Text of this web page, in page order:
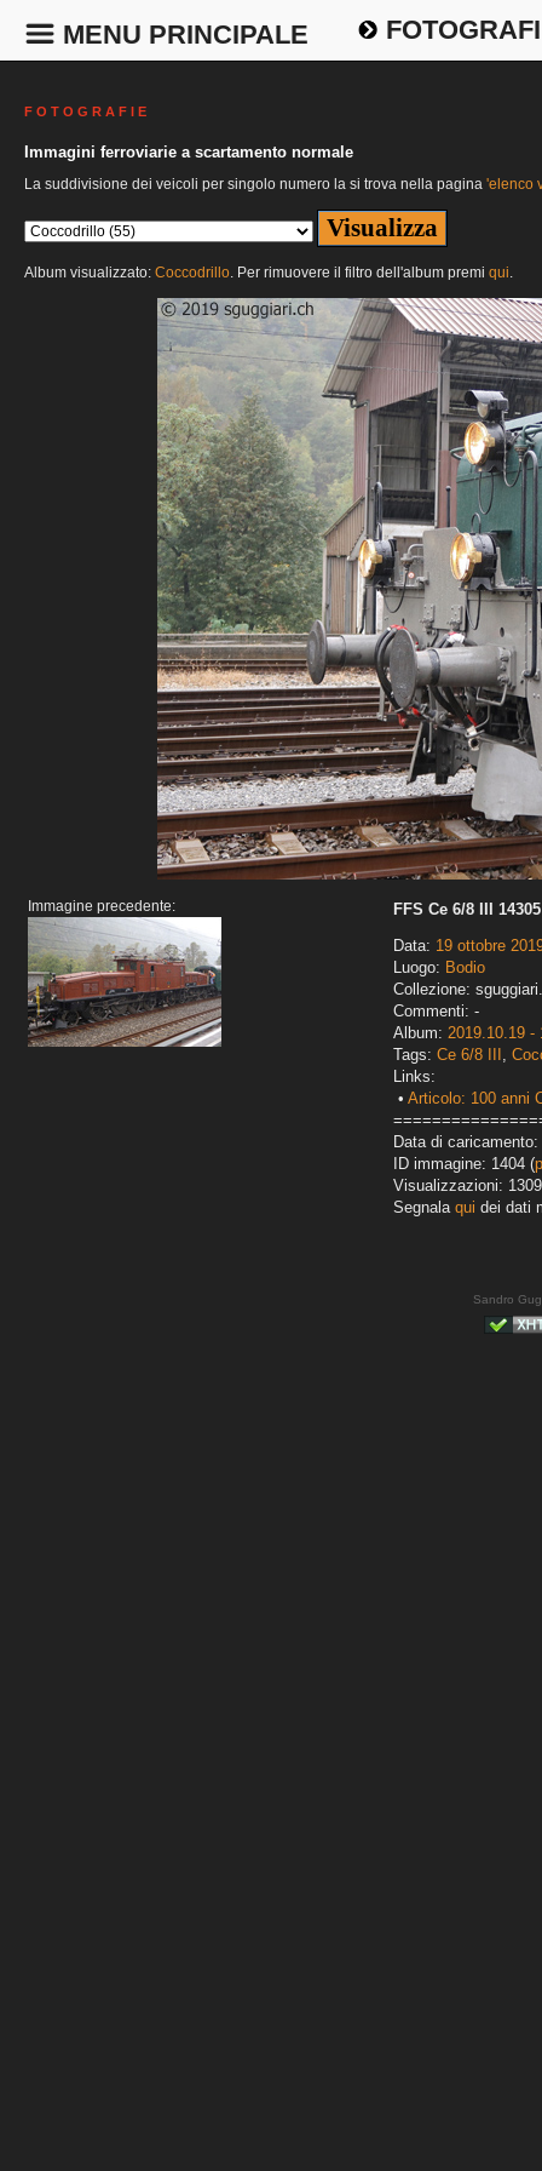
MENU PRINCIPALE
F O T O G R A F I E
Immagini ferroviarie a scartamento normale
La suddivisione dei veicoli per singolo numero la si trova nella pagina 'elenco
Album visualizzato: Coccodrillo. Per rimuovere il filtro dell'album premi qui.
Immagine precedente:
FFS Ce 6/8 III 14305
Data: 19 ottobre
Luogo: Bodio
Collezione:
Commenti: -
Album: 2019.10.19 -
Tags: Ce 6/8 III ,
Links:
• Articolo: 100 anni
Data di caricamento:
ID immagine: 1404 (
Visualizzazioni: 1309
Segnala qui dei dati
Sandro